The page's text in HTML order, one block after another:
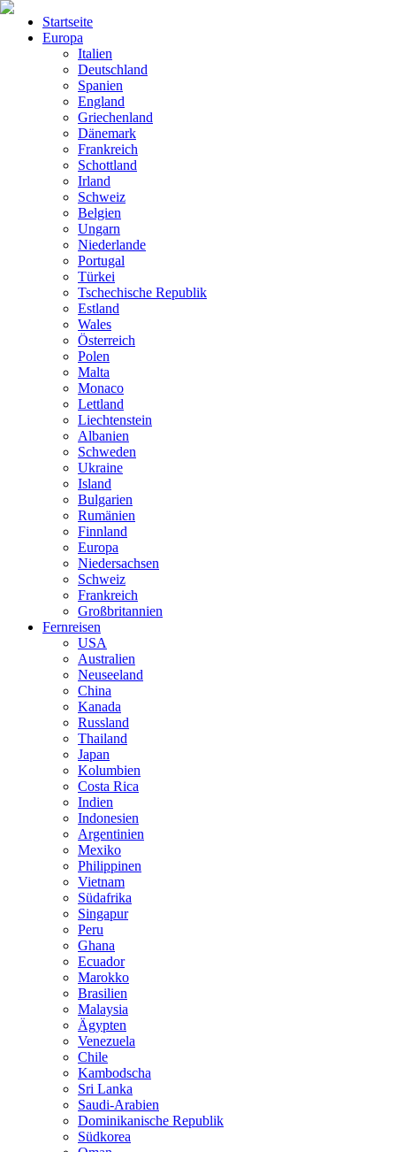
Startseite
Europa
Italien
Deutschland
Spanien
England
Griechenland
Dänemark
Frankreich
Schottland
Irland
Schweiz
Belgien
Ungarn
Niederlande
Portugal
Türkei
Tschechische Republik
Estland
Wales
Österreich
Polen
Malta
Monaco
Lettland
Liechtenstein
Albanien
Schweden
Ukraine
Island
Bulgarien
Rumänien
Finnland
Europa
Niedersachsen
Schweiz
Frankreich
Großbritannien
Fernreisen
USA
Australien
Neuseeland
China
Kanada
Russland
Thailand
Japan
Kolumbien
Costa Rica
Indien
Indonesien
Argentinien
Mexiko
Philippinen
Vietnam
Südafrika
Singapur
Peru
Ghana
Ecuador
Marokko
Brasilien
Malaysia
Ägypten
Venezuela
Chile
Kambodscha
Sri Lanka
Saudi-Arabien
Dominikanische Republik
Südkorea